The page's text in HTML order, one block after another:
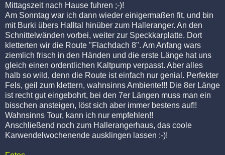
Mittagszeit nach Hause fuhren ;-)!
Am Sonntag war ich dann wieder einigermaßen fit, und bin
mit Burki übers Halltal hinüber zum Halleranger. An den
Schnittelwänden vorbei, weiter zur Speckkarplatte. Dort
kletterten wir die Route "Flachdach 8". Am Anfang wars
ziemlich frisch in den Händen und die erste Länge hat uns
gleich einen ordentlichen Kaltpump verpasst. Aber alles
halb so wild, denn die Route ist einfach nur genial. Perfekter
Fels, geil zum klettern, wahnsinns Ambiente!!! Die 8er Länge
ist recht gut eingebohrt, bei den 7er Längen muss man ein
bisschen ansteigen, löst sich aber immer bestens auf!!
Wahnsinns Tour, kann ich nur empfehlen!!
Anschließend noch zum Hallerangerhaus, das coole
Karwendelwochenende ausklingen lassen :-)!